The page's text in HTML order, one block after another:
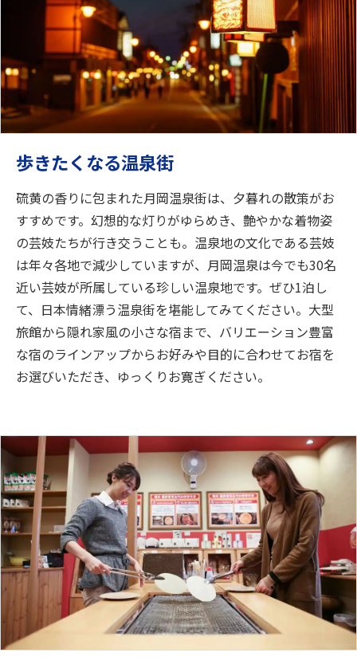
歩きたくなる温泉街
硫黄の香りに包まれた月岡温泉街は、夕暮れの散策がお
すすめです。幻想的な灯りがゆらめき、艶やかな着物姿
の芸妓たちが行き交うことも。温泉地の文化である芸妓
は年々各地で減少していますが、月岡温泉は今でも30名
近い芸妓が所属している珍しい温泉地です。ぜひ1泊し
て、日本情緒漂う温泉街を堪能してみてください。大型
旅館から隠れ家風の小さな宿まで、バリエーション豊富
な宿のラインアップからお好みや目的に合わせてお宿を
お選びいただき、ゆっくりお寛ぎください。